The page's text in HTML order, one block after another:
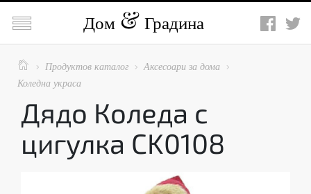
 Дом Градина
  Продуктов каталог  Аксесоари за дома 
Коледна украса
Дядо Коледа с
цигулка CK0108